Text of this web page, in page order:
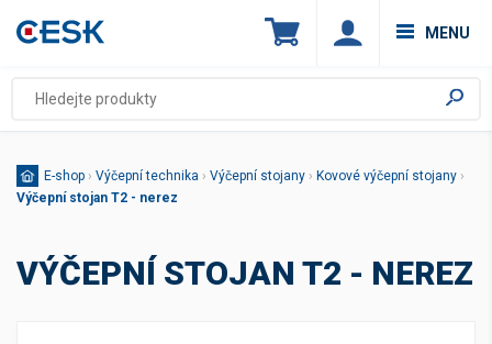
MENU
E-shop › Výčepní technika › Výčepní stojany › Kovové výčepní stojany ›
Výčepní stojan T2 - nerez
VÝČEPNÍ STOJAN T2 - NEREZ